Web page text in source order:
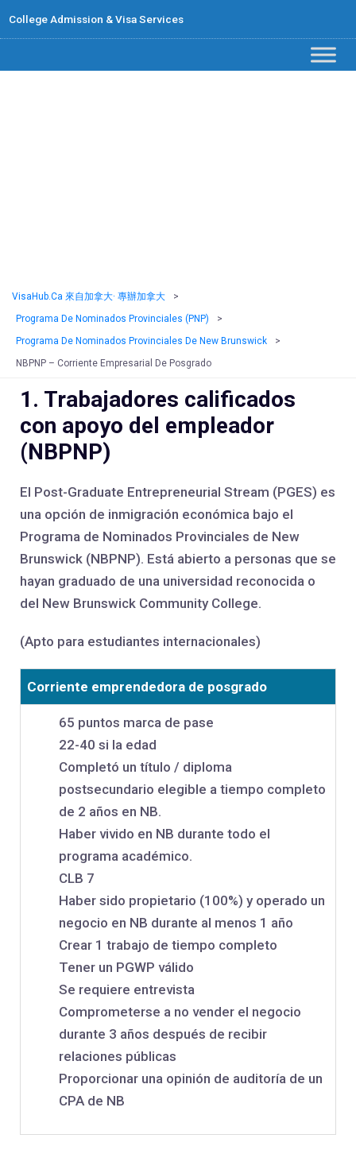
College Admission & Visa Services
VisaHub.ca 來自加拿大· 專辦加拿大
>
Programa De Nominados Provinciales (PNP)
>
Programa De Nominados Provinciales De New Brunswick
>
NBPNP – Corriente Empresarial De Posgrado
1. Trabajadores calificados
con apoyo del empleador
(NBPNP)
El Post-Graduate Entrepreneurial Stream (PGES) es
una opción de inmigración económica bajo el
Programa de Nominados Provinciales de New
Brunswick (NBPNP). Está abierto a personas que se
hayan graduado de una universidad reconocida o
del New Brunswick Community College.
(Apto para estudiantes internacionales)
Corriente emprendedora de posgrado
65 puntos marca de pase
22-40 si la edad
Completó un título / diploma
postsecundario elegible a tiempo completo
de 2 años en NB.
Haber vivido en NB durante todo el
programa académico.
CLB 7
Haber sido propietario (100%) y operado un
negocio en NB durante al menos 1 año
Crear 1 trabajo de tiempo completo
Tener un PGWP válido
Se requiere entrevista
Comprometerse a no vender el negocio
durante 3 años después de recibir
relaciones públicas
Proporcionar una opinión de auditoría de un
CPA de NB